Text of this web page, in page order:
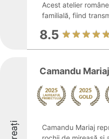
Acest atelier
familială, fiind
8.5
Camandu Mariaj
Camandu Mariaj